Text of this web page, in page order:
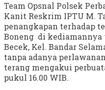
Team Opsnal Polsek
Kanit Reskrim IPTU M.
penangkapan terhadap
Boneng di kediamannya
Becek, Kel. Bandar
tanpa adanya
terang mengakui
pukul 16.00 WIB.